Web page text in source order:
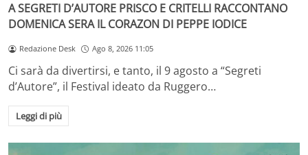
A SEGRETI D’AUTORE PRISCO E CRITELLI RACCONTANO
DOMENICA SERA IL CORAZON DI PEPPE IODICE
Redazione Desk Ago 8, 2026 11:05
Ci sarà da divertirsi, e tanto, il 9 agosto a “Segreti
d’Autore”, il Festival ideato da Ruggero…
Leggi di più